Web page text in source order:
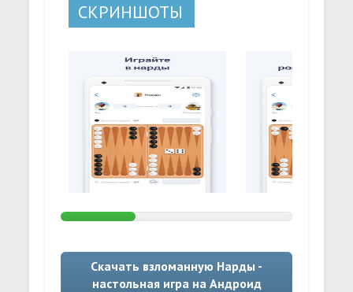
СКРИНШОТЫ
Скачать взломанную Нарды -
настольная игра на Андроид